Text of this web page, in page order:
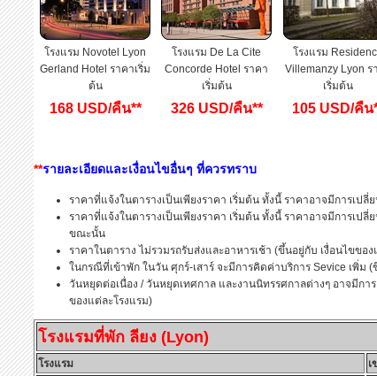
โรงแรม Novotel Lyon
Gerland Hotel ราคาเริ่ม
ต้น
โรงแรม De La Cite
Concorde Hotel ราคา
เริ่มต้น
โรงแรม
Villemanzy Lyon ร
เริ่มต้น
168 USD/คืน** 326 USD/คืน** 105 USD/คืน
**รายละเอียดและเงื่อนไขอื่นๆ ที่ควรทราบ
ราคาที่แจ้งในตารางเป็นเพียงราคา เริ่มต้น ทั้งนี้ ราคาอาจมีการเป
ราคาที่แจ้งในตารางเป็นเพียงราคา เริ่มต้น ทั้งนี้ ราคาอาจมีการเป
ขณะนั้น
ราคาในตาราง ไม่รวมรถรับส่งและอาหารเช้า (ขึ้นอยู่กับ เงื่อนไขของ
ในกรณีที่เข้าพัก ในวัน ศุกร์-เสาร์ จะมีการคิดค่าบริการ Sevice เพิ่ม
วันหยุดต่อเนื่อง / วันหยุดเทศกาล และงานนิทรรศกาลต่างๆ อาจมีกา
ของแต่ละโรงแรม)
โรงแรมที่พัก ลียง (Lyon)
โรงแรม เ